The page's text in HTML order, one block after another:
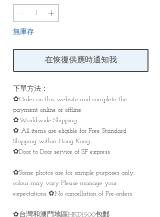
無庫存
在恢復供應時通知我
下單方法：
✿Order on this website and complete the
payment online or offline
✿Worldwide Shipping
✿ All items are eligible for Free Standard
Shipping within Hong Kong.
✿Door to Door service of SF express
✿Some photos are for sample purposes only,
colour may vary Please manage your
expectations ✿No cancellation of Pre-orders.
✿台灣和澳門地區HKD1500包郵